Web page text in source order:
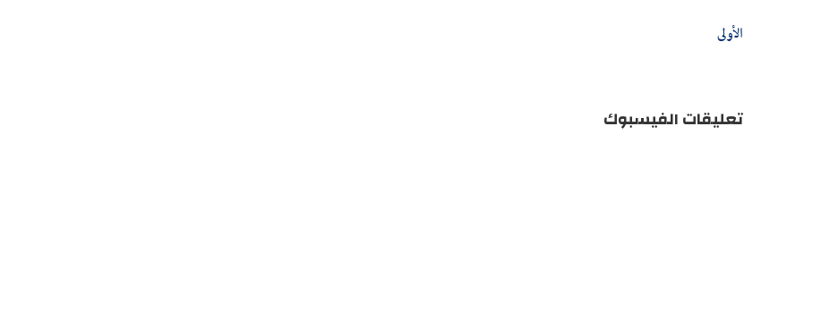
الأولى
تعليقات الفيسبوك